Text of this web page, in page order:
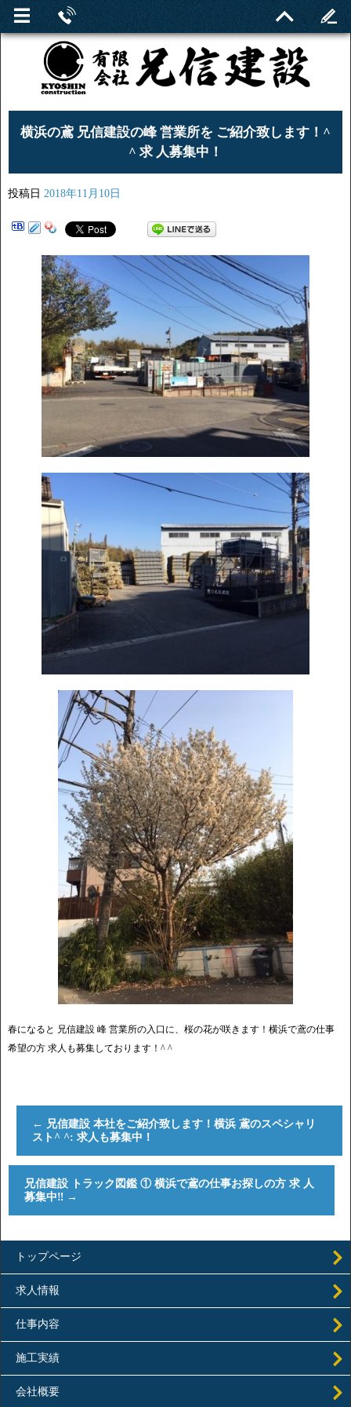
横浜の鳶 兄信建設の峰 営業所を ご紹介致します！^
^ 求 人募集中！
投稿日 2018年11月10日
春になると 兄信建設 峰 営業所の入口に、桜の花が咲きます！横浜で鳶の仕事
希望の方 求人も募集しております！^ ^
← 兄信建設 本社をご紹介致します！横浜 鳶のスペシャリ
スト^ ^: 求人も募集中！
兄信建設 トラック図鑑 ① 横浜で鳶の仕事お探しの方 求 人
募集中‼︎ →
トップページ
求人情報
仕事内容
施工実績
会社概要